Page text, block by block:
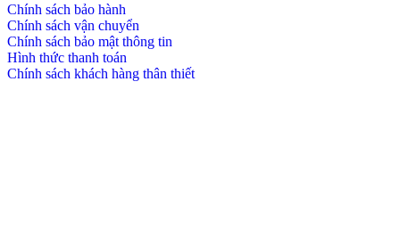
Chính sách bảo hành
Chính sách vận chuyển
Chính sách bảo mật thông tin
Hình thức thanh toán
Chính sách khách hàng thân thiết